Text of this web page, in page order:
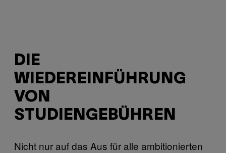
DIE
WIEDEREINFÜHRUNG
VON
STUDIENGEBÜHREN
Nicht nur auf das Aus für alle ambitionierten